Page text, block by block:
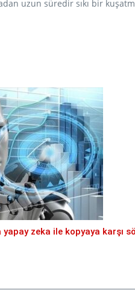
uzun süredir sıkı bir
zeka ile kopyaya karşı